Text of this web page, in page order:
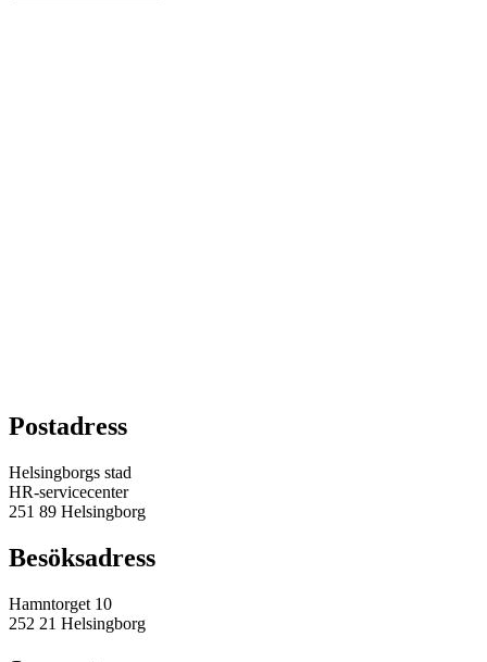
Postadress
Helsingborgs stad
HR-servicecenter
251 89 Helsingborg
Besöksadress
Hamntorget 10
252 21 Helsingborg